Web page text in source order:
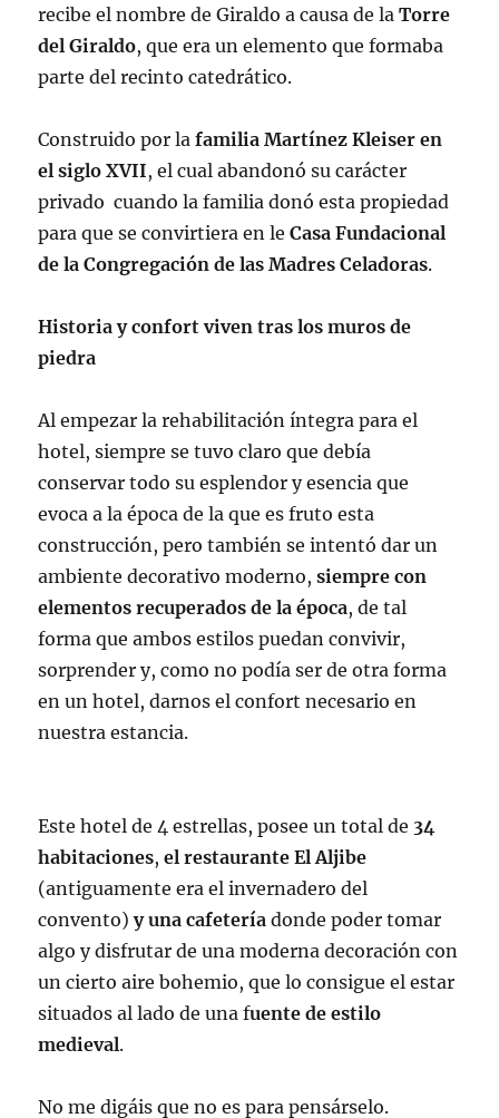
recibe el nombre de Giraldo a causa de laTorre
del Giraldo, que era un elemento que formaba
parte del recinto catedrático.
Construido por lafamilia Martínez Kleiser en
el siglo XVII, el cual abandonó su carácter
privado cuando la familia donó esta propiedad
para que se convirtiera en le Casa Fundacional
de la Congregación de las Madres Celadoras.
Historia y confort viven tras los muros de
piedra
Al empezar la rehabilitación íntegra para el
hotel, siempre se tuvo claro que debía
conservar todo su esplendor y esencia que
evoca a la época de la que es fruto esta
construcción, pero también se intentó dar un
ambiente decorativo moderno,siempre con
elementos recuperados de la época, de tal
forma que ambos estilos puedan convivir,
sorprender y, como no podía ser de otra forma
en un hotel, darnos el confort necesario en
nuestra estancia.
Este hotel de 4 estrellas, posee un total de 34
habitaciones,el restaurante El Aljibe
(antiguamente era el invernadero del
convento) y una cafetería donde poder tomar
algo y disfrutar de una moderna decoración con
un cierto aire bohemio, que lo consigue el estar
situados al lado de una fuente de estilo
medieval.
No me digáis que no es para pensárselo.